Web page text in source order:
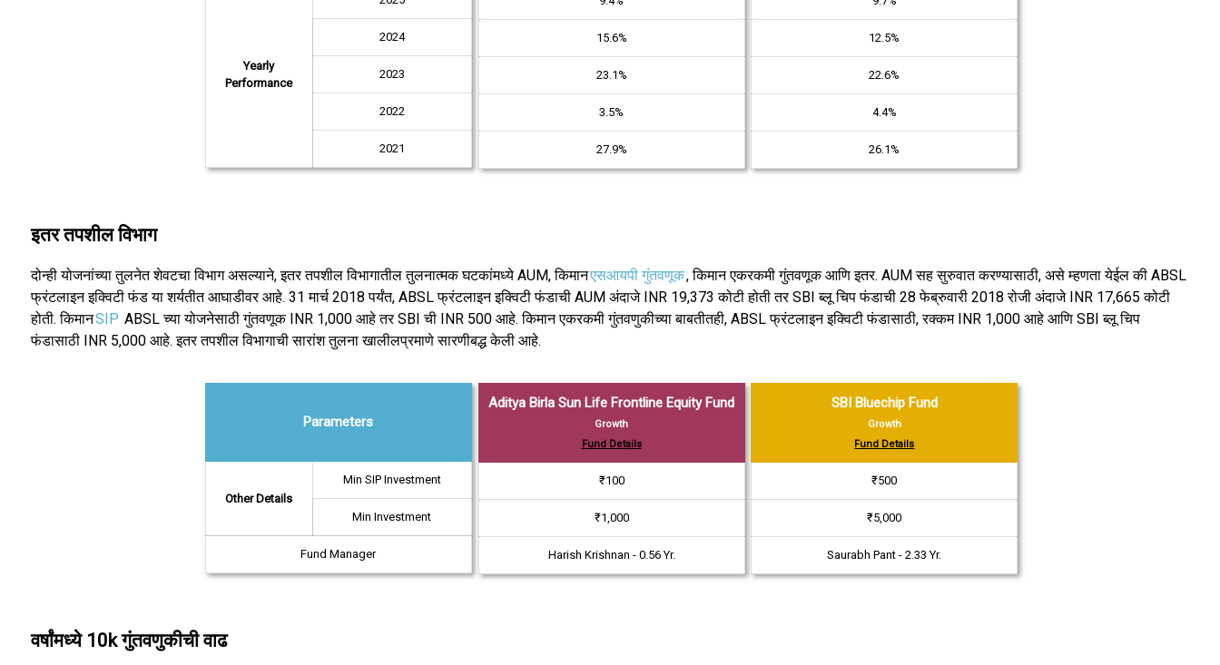
Yearly
Performance
2024
2023
2022
2021
15.6%
23.1%
3.5%
27.9%
12.5%
22.6%
4.4%
26.1%
इतर तपशील विभाग
दोन्ही योजनांच्या तुलनेत शेवटचा विभाग असल्याने, इतर तपशील विभागातील तुलनात्मक घटकांमध्ये AUM, किमानएसआयपी गुंतवणूक, किमान एकरकमी गुंतवणूक आणि इतर. AUM सह सुरुवात करण्यासाठी, असे म्हणता येईल की ABSL
फ्रंटलाइन इक्विटी फंड या शर्यतीत आघाडीवर आहे. 31 मार्च 2018 पर्यंत, ABSL फ्रंटलाइन इक्विटी फंडाची AUM अंदाजे INR 19,373 कोटी होती तर SBI ब्लू चिप फंडाची 28 फेब्रुवारी 2018 रोजी अंदाजे INR 17,665 कोटी
होती. किमानSIP ABSL च्या योजनेसाठी गुंतवणूक INR 1,000 आहे तर SBI ची INR 500 आहे. किमान एकरकमी गुंतवणुकीच्या बाबतीतही, ABSL फ्रंटलाइन इक्विटी फंडासाठी, रक्कम INR 1,000 आहे आणि SBI ब्लू चिप
फंडासाठी INR 5,000 आहे. इतर तपशील विभागाची सारांश तुलना खालीलप्रमाणे सारणीबद्ध केली आहे.
Parameters
Other Details
Min SIP Investment
Min Investment
Fund Manager
Aditya Birla Sun Life Frontline Equity Fund
Growth
Fund Details
₹100
₹1,000
Harish Krishnan - 0.56 Yr.
SBI Bluechip Fund
Growth
Fund Details
₹500
₹5,000
Saurabh Pant - 2.33 Yr.
वर्षांमध्ये 10k गुंतवणुकीची वाढ